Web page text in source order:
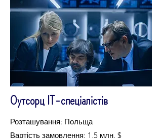
Оутсорц ІТ-спеціалістів
Розташування: Польща
Вартість замовлення: 1,5 млн. $